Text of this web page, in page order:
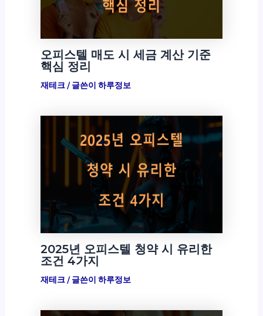
오피스텔 매도 시 세금 계산 기준
핵심 정리
재테크/ 글쓴이 하루정보
2025년 오피스텔 청약 시 유리한
조건 4가지
재테크/ 글쓴이 하루정보